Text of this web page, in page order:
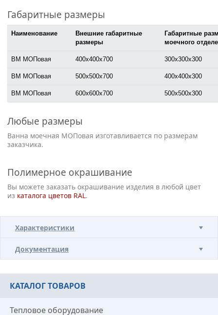
Габаритные размеры
Наименование
Внешние габаритные
размеры
Габаритные
моечного
ВМ МОПовая 400х400х700 300х300х300
ВМ МОПовая 500х500х700 400х400х300
ВМ МОПовая 600х600х700 500х500х300
Любые размеры
Ванна моечная МОПовая изготавливается по размерам
заказчика.
Полимерное окрашивание
Вы можете заказать окрашивание изделия в любой цвет
из каталога цветов RAL.
Характеристики
Документация
КАТАЛОГ ТОВАРОВ
Тепловое оборудование